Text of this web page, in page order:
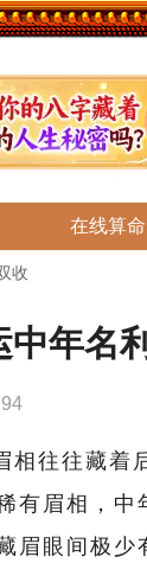
在线算命
收
中年名
往往藏着
有眉相，中
眉眼间极少